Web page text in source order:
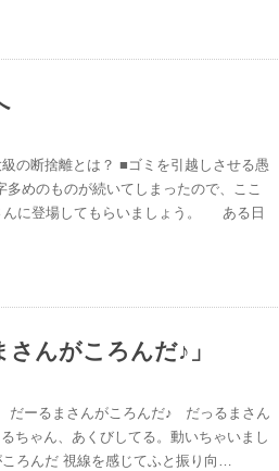
の断捨離とは？ ■ゴミを引越しさせる愚
多めのものが続いてしまったので、ここ
んに登場してもらいましょう。 ある日
さんがころんだ♪」
だーるまさんがころんだ♪ だっるまさん
ちゃん、あくびしてる。動いちゃいまし
ろんだ 視線を感じてふと振り向…